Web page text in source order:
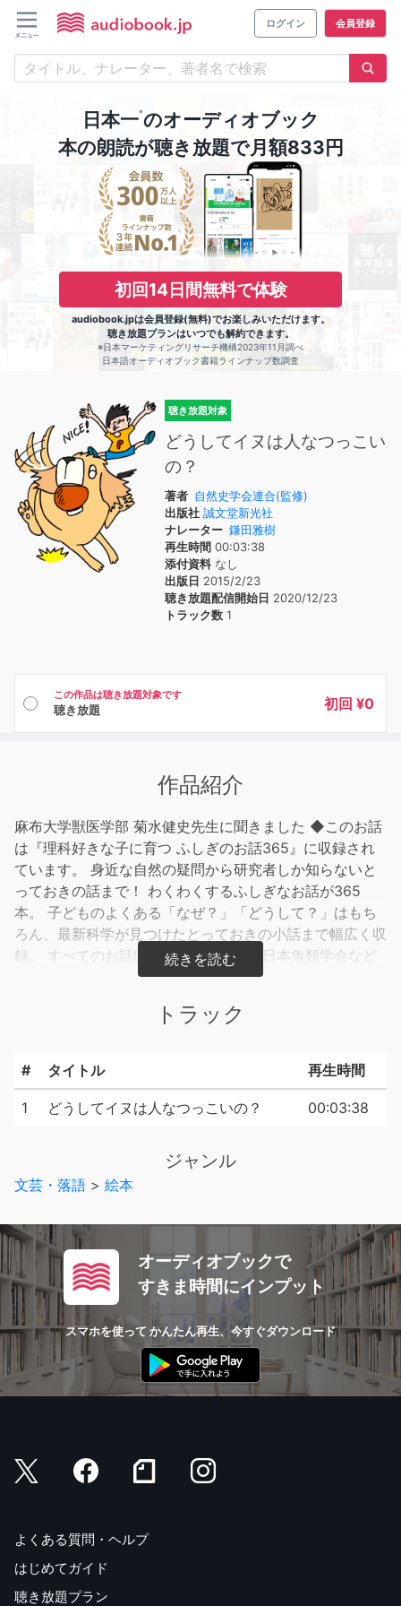
ログイン 会員登録
日本一※のオーディオブック
本の朗読が聴き放題で月額833円
初回14日間無料で体験
audiobook.jpは会員登録(無料)でお楽しみいただけます。
聴き放題プランはいつでも解約できます。
※日本マーケティングリサーチ機構2023年11月調べ
日本語オーディオブック書籍ラインナップ数調査
聴き放題対象
どうしてイヌは人なつっこい
の？
著者 自然史学会連合(監修)
出版社 誠文堂新光社
ナレーター 鎌田雅樹
再生時間 00:03:38
添付資料なし
出版日 2015/2/23
聴き放題配信開始日 2020/12/23
トラック数 1
この作品は聴き放題対象です
聴き放題 初回 ¥0
作品紹介
麻布大学獣医学部 菊水健史先生に聞きました ◆このお話
は『理科好きな子に育つ ふしぎのお話365』に収録され
ています。 身近な自然の疑問から研究者しか知らないと
っておきの話まで！ わくわくするふしぎなお話が365
本。 子どものよくある「なぜ？」「どうして？」はもち
ろん、最新科学が見つけたとっておきの小話まで幅広く収
録。 すべてのお話は、日本動物学会や日本魚類学会など
39の学会が所属する「自然史学会連合」の研究者による
トラック
# タイトル 再生時間
1 どうしてイヌは人なつっこいの？ 00:03:38
ジャンル
文芸・落語 > 絵本
オーディオブックで
すきま時間にインプット
スマホを使って かんたん再生、今すぐダウンロード
よくある質問・ヘルプ
はじめてガイド
聴き放題プラン